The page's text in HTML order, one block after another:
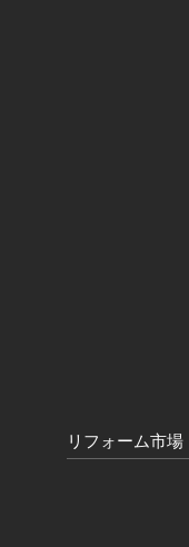
リフォーム市場